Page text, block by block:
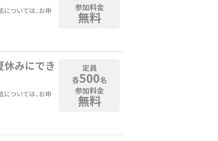
ついては、お申
参加料金
無料
休みにでき
ついては、お申
定員
各500名
参加料金
無料